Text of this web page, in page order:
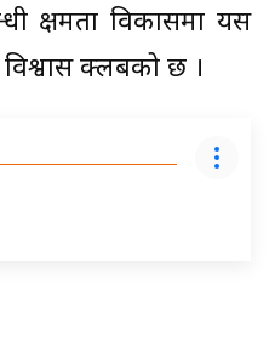
क्षमता विकासमा यस
क्लबको छ ।